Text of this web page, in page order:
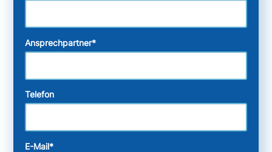
Ansprechpartner*
Telefon
E-Mail*